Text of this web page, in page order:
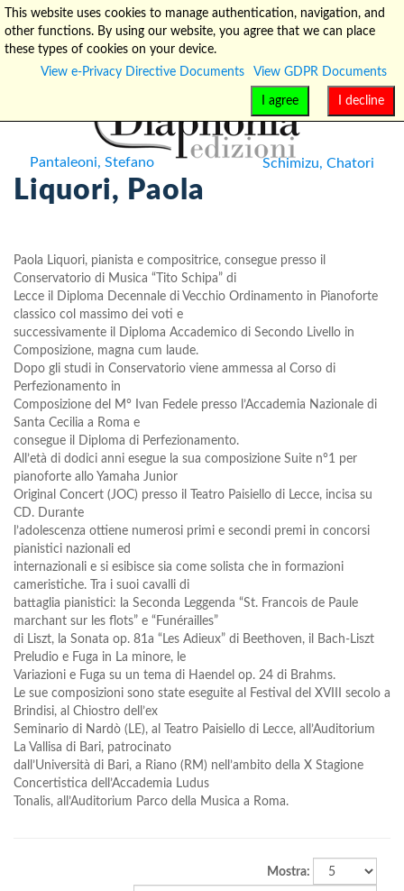
info@diaphonia.net +39-090-8931952
Pantaleoni, Stefano Schimizu, Chatori
Liquori, Paola
Paola Liquori, pianista e compositrice, consegue presso il
Conservatorio di Musica “Tito Schipa” di
Lecce il Diploma Decennale di Vecchio Ordinamento in Pianoforte
classico col massimo dei voti e
successivamente il Diploma Accademico di Secondo Livello in
Composizione, magna cum laude.
Dopo gli studi in Conservatorio viene ammessa al Corso di
Perfezionamento in
Composizione del M° Ivan Fedele presso l’Accademia Nazionale di
Santa Cecilia a Roma e
consegue il Diploma di Perfezionamento.
All’età di dodici anni esegue la sua composizione Suite n°1 per
pianoforte allo Yamaha Junior
Original Concert (JOC) presso il Teatro Paisiello di Lecce, incisa su
CD. Durante
l’adolescenza ottiene numerosi primi e secondi premi in concorsi
pianistici nazionali ed
internazionali e si esibisce sia come solista che in formazioni
cameristiche. Tra i suoi cavalli di
battaglia pianistici: la Seconda Leggenda “St. Francois de Paule
marchant sur les flots” e “Funérailles”
di Liszt, la Sonata op. 81a “Les Adieux” di Beethoven, il Bach-Liszt
Preludio e Fuga in La minore, le
Variazioni e Fuga su un tema di Haendel op. 24 di Brahms.
Le sue composizioni sono state eseguite al Festival del XVIII secolo a
Brindisi, al Chiostro dell’ex
Seminario di Nardò (LE), al Teatro Paisiello di Lecce, all’Auditorium
La Vallisa di Bari, patrocinato
dall’Università di Bari, a Riano (RM) nell’ambito della X Stagione
Concertistica dell’Accademia Ludus
Tonalis, all’Auditorium Parco della Musica a Roma.
Mostra:
This website uses cookies to manage authentication, navigation, and
other functions. By using our website, you agree that we can place
these types of cookies on your device.
View e-Privacy Directive Documents
View GDPR Documents
I decline
I agree